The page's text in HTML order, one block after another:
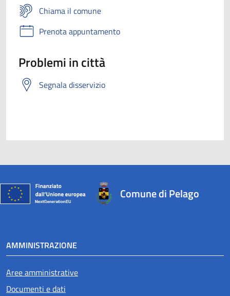
Chiama il comune
Prenota appuntamento
Problemi in città
Segnala disservizio
Comune di Pelago
AMMINISTRAZIONE
Aree amministrative
Documenti e dati